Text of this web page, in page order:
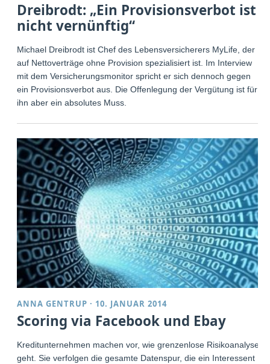
Dreibrodt: „Ein Provisionsverbot ist
nicht vernünftig“
Michael Dreibrodt ist Chef des Lebensversicherers MyLife, der
auf Nettoverträge ohne Provision spezialisiert ist. Im Interview
mit dem Versicherungsmonitor spricht er sich dennoch gegen
ein Provisionsverbot aus. Die Offenlegung der Vergütung ist für
ihn aber ein absolutes Muss.
ANNA GENTRUP · 10. JANUAR 2014
Scoring via Facebook und Ebay
Kreditunternehmen machen vor, wie grenzenlose Risikoanalyse
geht. Sie verfolgen die gesamte Datenspur, die ein Interessent